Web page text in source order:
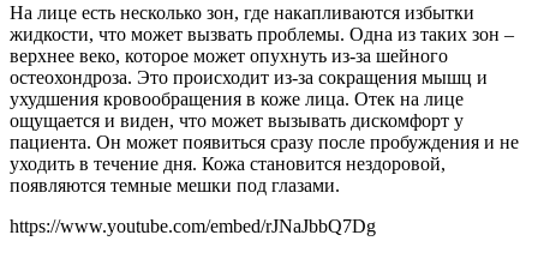
На лице есть несколько зон, где накапливаются избытки
жидкости, что может вызвать проблемы. Одна из таких зон –
верхнее веко, которое может опухнуть из-за шейного
остеохондроза. Это происходит из-за сокращения мышц и
ухудшения кровообращения в коже лица. Отек на лице
ощущается и виден, что может вызывать дискомфорт у
пациента. Он может появиться сразу после пробуждения и не
уходить в течение дня. Кожа становится нездоровой,
появляются темные мешки под глазами.
https://www.youtube.com/embed/rJNaJbbQ7Dg